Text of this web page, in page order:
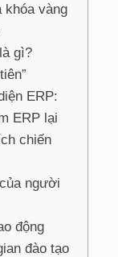
khóa vàng
gì?
ERP:
ERP lại
chiến
người
động
đào tạo